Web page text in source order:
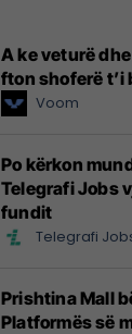
A ke veturë
fton shoferë t’i
Voom
Po kërkon
Telegrafi Jobs
fundit
Telegrafi
Prishtina Mall
Platformës së